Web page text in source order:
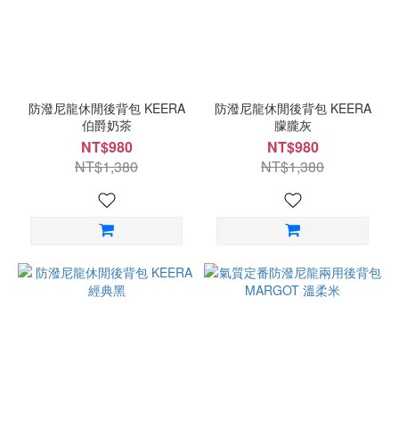
防潑尼龍休閒後背包 KEERA
伯爵奶茶
NT$980
NT$1,380
防潑尼龍休閒後背包 KEERA
朦朧灰
NT$980
NT$1,380